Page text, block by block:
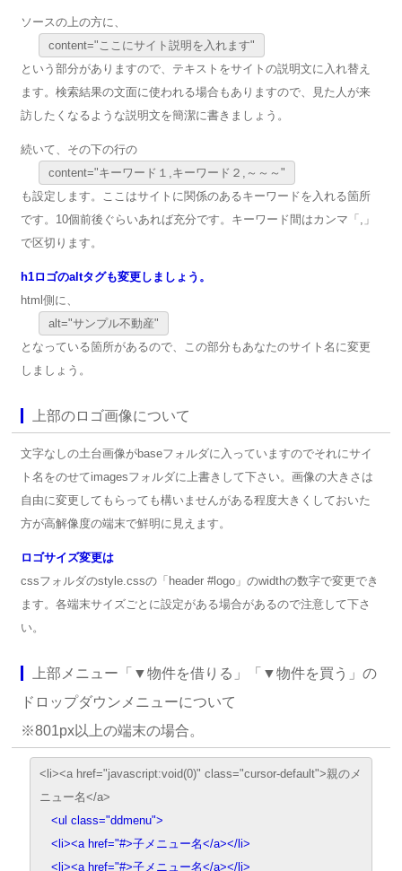
ソースの上の方に、
content="ここにサイト説明を入れます"
という部分がありますので、テキストをサイトの説明文に入れ替え
ます。検索結果の文面に使われる場合もありますので、見た人が来
訪したくなるような説明文を簡潔に書きましょう。
続いて、その下の行の
content="キーワード１,キーワード２,～～～"
も設定します。ここはサイトに関係のあるキーワードを入れる箇所
です。10個前後ぐらいあれば充分です。キーワード間はカンマ「,」
で区切ります。
h1ロゴのaltタグも変更しましょう。
html側に、
alt="サンプル不動産"
となっている箇所があるので、この部分もあなたのサイト名に変更
しましょう。
上部のロゴ画像について
文字なしの土台画像がbaseフォルダに入っていますのでそれにサイ
ト名をのせてimagesフォルダに上書きして下さい。画像の大きさは
自由に変更してもらっても構いませんがある程度大きくしておいた
方が高解像度の端末で鮮明に見えます。
ロゴサイズ変更は
cssフォルダのstyle.cssの「header #logo」のwidthの数字で変更でき
ます。各端末サイズごとに設定がある場合があるので注意して下さ
い。
上部メニュー「▼物件を借りる」「▼物件を買う」の
ドロップダウンメニューについて
※801px以上の端末の場合。
<li><a href="javascript:void(0)" class="cursor-default">親のメ
ニュー名</a>
<ul class="ddmenu">
<li><a href="#>子メニュー名</a></li>
<li><a href="#>子メニュー名</a></li>